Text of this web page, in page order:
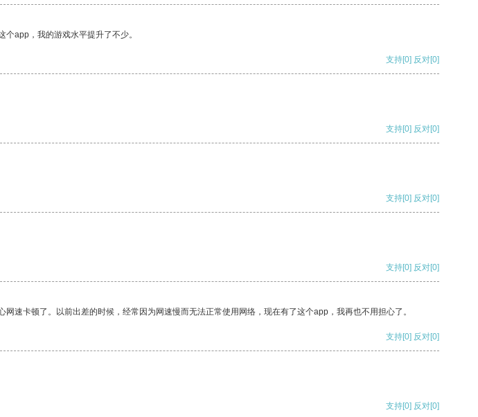
app，我的游戏水平提升了不少。
支持[0] 反对[0]
支持[0] 反对[0]
支持[0] 反对[0]
支持[0] 反对[0]
速卡顿了。以前出差的时候，经常因为网速慢而无法正常使用网络，现在有了这个app，我再也不用担心了。
支持[0] 反对[0]
支持[0] 反对[0]